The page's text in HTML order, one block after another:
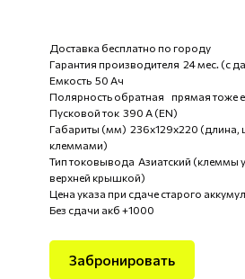
Доставка бесплатно по городу
Гарантия производителя 24 мес. (с
Емкость 50 Ач
Полярность обратная прямая тоже
Пусковой ток 390 А (EN)
Габариты (мм) 236x129x220 (длина,
клеммами)
Тип токовывода Азиатский (клеммы
верхней крышкой)
Цена указа при сдаче старого
Без сдачи акб +1000
Забронировать